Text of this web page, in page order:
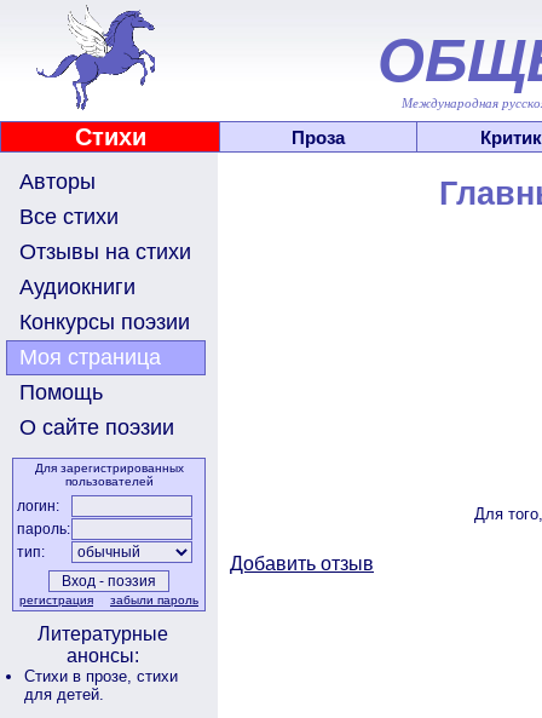
Международная
Стихи Проза
Авторы
Все стихи
Отзывы на стихи
Аудиокниги
Конкурсы поэзии
Моя страница
Помощь
О сайте поэзии
Для зарегистрированных
пользователей
логин:
пароль:
тип:
регистрация забыли пароль
Литературные
анонсы:
Стихи в прозе, стихи
для детей.
Для
Добавить отзыв